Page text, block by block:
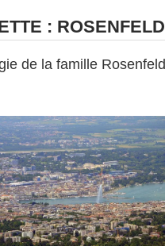
: ROSENFELD
de la famille Rosenfeld